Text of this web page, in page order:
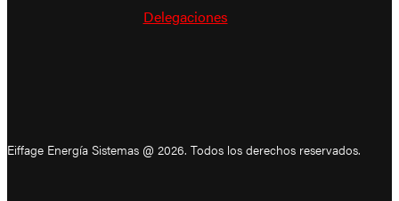
Delegaciones
Eiffage Energía Sistemas @ 2026. Todos los derechos reservados.